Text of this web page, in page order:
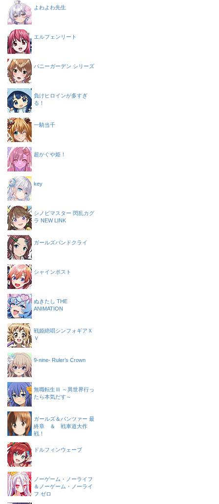
よわよわ先生
エルフェンリート
バニーガーデン シリーズ
負けヒロインが多すぎ
る！
一騎当千
超かぐや姫！
key
シノビマスター 閃乱カグ
ラ NEW LINK
ガールズバンドクライ
シャインポスト
ぬきたし THE
ANIMATION
戦姫絶唱シンフォギアＸ
Ｖ
9-nine- Ruler’s Crown
無職転生Ⅲ ～異世界行っ
たら本気だす～
ガールズ＆パンツァー 最
終章 ＆ 戦車道大作
戦！
ドルフィンウェーブ
ノーゲーム・ノーライフ
＆ノーゲーム・ノーライ
フ ゼロ